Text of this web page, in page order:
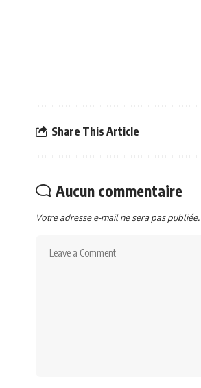
Share This Article
Aucun commentaire
Votre adresse e-mail ne sera pas publiée.